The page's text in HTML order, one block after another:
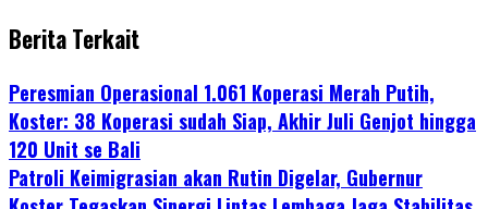
Berita Terkait
Peresmian Operasional 1.061 Koperasi Merah Putih,
Koster: 38 Koperasi sudah Siap, Akhir Juli Genjot hingga
120 Unit se Bali
Patroli Keimigrasian akan Rutin Digelar, Gubernur